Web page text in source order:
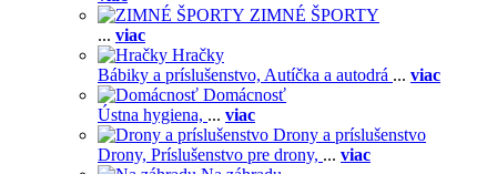
ZIMNÉ ŠPORTY
... viac
Hračky
Bábiky a príslušenstvo, Autíčka a autodrá ... viac
Domácnosť
Ústna hygiena, ... viac
Drony a príslušenstvo
Drony, Príslušenstvo pre drony, ... viac